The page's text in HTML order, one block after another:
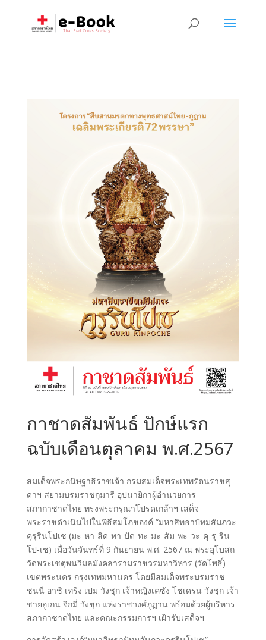
กาชาดสัมพันธ์ ปักษ์แรก
ฉบับเดือนตุลาคม พ.ศ.2567
สมเด็จพระกนิษฐาธิราชเจ้า กรมสมเด็จพระเทพรัตนราชสุ
ดาฯ สยามบรมราชกุมารี อุปนายิกาผู้อำนวยการ
สภากาชาดไทย ทรงพระกรุณาโปรดเกล้าฯ เสด็จ
พระราชดำเนินไปในพิธีสมโภชองค์ “มหาสิทธาปัทมสัมภวะ
คุรุรินโปเช (มะ-หา-สิด-ทา-ปัด-ทะ-มะ-สัม-พะ-วะ-คุ-รุ-ริน-
โป-เช) เมื่อวันจันทร์ที่ 9 กันยายน พ.ศ. 2567 ณ พระอุโบสถ
วัดพระเชตุพนวิมลมังคลารามราชวรมหาวิหาร (วัดโพธิ์)
เขตพระนคร กรุงเทพมหานคร โดยมีสมเด็จพระบรมราช
ชนนี อาชิ เทริง เปม วังชุก เจ้าหญิงเคซัง โชเดรน วังชุก เจ้า
ชายอูเกน จิกมี่ วังชุก แห่งราชวงศ์ภูฏาน พร้อมด้วยผู้บริหาร
สภากาชาดไทย และคณะกรรมการฯ เฝ้ารับเสด็จฯ